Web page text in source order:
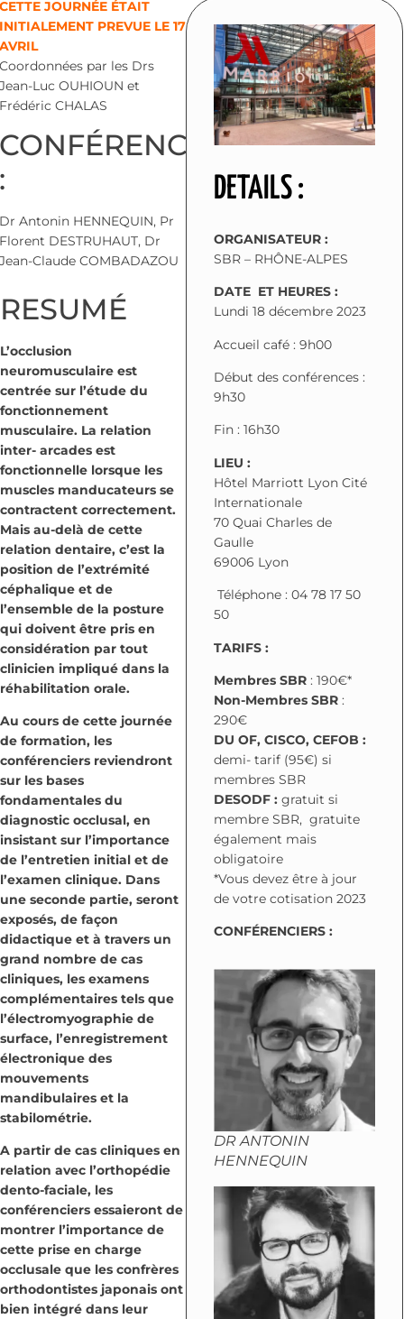
CETTE JOURNÉE ÉTAIT
INITIALEMENT PREVUE LE 17
AVRIL
Coordonnées par les Drs
Jean-Luc OUHIOUN et
Frédéric CHALAS
CONFÉRENCIERS
:
Dr Antonin HENNEQUIN, Pr
Florent DESTRUHAUT, Dr
Jean-Claude COMBADAZOU
RESUMÉ
L’occlusion
neuromusculaire est
centrée sur l’étude du
fonctionnement
musculaire. La relation
inter- arcades est
fonctionnelle lorsque les
muscles manducateurs se
contractent correctement.
Mais au-delà de cette
relation dentaire, c’est la
position de l’extrémité
céphalique et de
l’ensemble de la posture
qui doivent être pris en
considération par tout
clinicien impliqué dans la
réhabilitation orale.
Au cours de cette journée
de formation, les
conférenciers reviendront
sur les bases
fondamentales du
diagnostic occlusal, en
insistant sur l’importance
de l’entretien initial et de
l’examen clinique. Dans
une seconde partie, seront
exposés, de façon
didactique et à travers un
grand nombre de cas
cliniques, les examens
complémentaires tels que
l’électromyographie de
surface, l’enregistrement
électronique des
mouvements
mandibulaires et la
stabilométrie.
A partir de cas cliniques en
relation avec l’orthopédie
dento-faciale, les
conférenciers essaieront de
montrer l’importance de
cette prise en charge
occlusale que les confrères
orthodontistes japonais ont
bien intégré dans leur
DETAILS :
ORGANISATEUR :
SBR – RHÔNE-ALPES
DATE ET HEURES :
Lundi 18 décembre 2023
Accueil café : 9h00
Début des conférences :
9h30
Fin : 16h30
LIEU :
Hôtel Marriott Lyon Cité
Internationale
70 Quai Charles de
Gaulle
69006 Lyon
Téléphone :04 78 17 50
50
TARIFS :
Membres SBR : 190€*
Non-Membres SBR:
290€
DU OF, CISCO, CEFOB :
demi- tarif (95€) si
membres SBR
DESODF : gratuit si
membre SBR, gratuite
également mais
obligatoire
*Vous devez être à jour
de votre cotisation 2023
CONFÉRENCIERS :
DR ANTONIN
HENNEQUIN